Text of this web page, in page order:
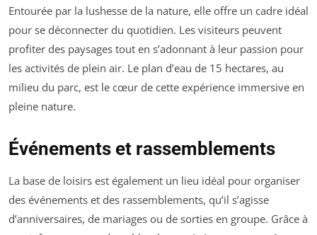
Entourée par la lushesse de la nature, elle offre un cadre idéal
pour se déconnecter du quotidien. Les visiteurs peuvent
profiter des paysages tout en s’adonnant à leur passion pour
les activités de plein air. Le plan d’eau de 15 hectares, au
milieu du parc, est le cœur de cette expérience immersive en
pleine nature.
Événements et rassemblements
La base de loisirs est également un lieu idéal pour organiser
des événements et des rassemblements, qu’il s’agisse
d’anniversaires, de mariages ou de sorties en groupe. Grâce à